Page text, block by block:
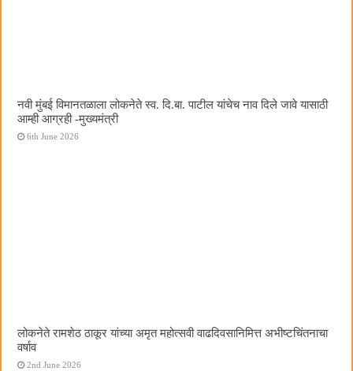
नवी मुंबई विमानतळाला लोकनेते स्व. दि.बा. पाटील यांचेच नाव दिले जावे यासाठी
आम्ही आग्रही -मुख्यमंत्री
6th June 2026
लोकनेते रामशेठ ठाकूर यांच्या अमृत महोत्सवी वाढदिवसानिमित्त अभीष्टचिंतनाचा
वर्षाव
2nd June 2026